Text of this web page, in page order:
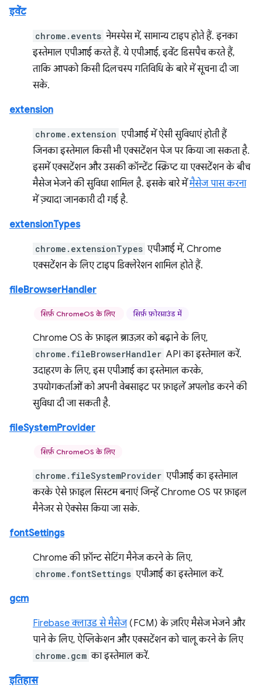
इवेंट
chrome.events नेमस्पेस में, सामान्य टाइप होते हैं. इनका
इस्तेमाल एपीआई करते हैं. ये एपीआई, इवेंट डिसपैच करते हैं,
ताकि आपको किसी दिलचस्प गतिविधि के बारे में सूचना दी जा
सके.
extension
chrome.extension एपीआई में ऐसी सुविधाएं होती हैं
जिनका इस्तेमाल किसी भी एक्सटेंशन पेज पर किया जा सकता है.
इसमें एक्सटेंशन और उसकी कॉन्टेंट स्क्रिप्ट या एक्सटेंशन के बीच
मैसेज भेजने की सुविधा शामिल है. इसके बारे मेंमैसेज पास करना
में ज़्यादा जानकारी दी गई है.
extensionTypes
chrome.extensionTypes एपीआई में, Chrome
एक्सटेंशन के लिए टाइप डिक्लेरेशन शामिल होते हैं.
fileBrowserHandler
सिर्फ़ ChromeOS के लिए सिर्फ़ फ़ोरग्राउंड में
Chrome OS के फ़ाइल ब्राउज़र को बढ़ाने के लिए,
chrome.fileBrowserHandler API का इस्तेमाल करें.
उदाहरण के लिए, इस एपीआई का इस्तेमाल करके,
उपयोगकर्ताओं को अपनी वेबसाइट पर फ़ाइलें अपलोड करने की
सुविधा दी जा सकती है.
fileSystemProvider
सिर्फ़ ChromeOS के लिए
chrome.fileSystemProvider एपीआई का इस्तेमाल
करके ऐसे फ़ाइल सिस्टम बनाएं जिन्हें Chrome OS पर फ़ाइल
मैनेजर से ऐक्सेस किया जा सके.
fontSettings
Chrome की फ़ॉन्ट सेटिंग मैनेज करने के लिए,
chrome.fontSettings एपीआई का इस्तेमाल करें.
gcm
Firebase क्लाउड से मैसेज(FCM) के ज़रिए मैसेज भेजने और
पाने के लिए, ऐप्लिकेशन और एक्सटेंशन को चालू करने के लिए
chrome.gcm का इस्तेमाल करें.
इतिहास